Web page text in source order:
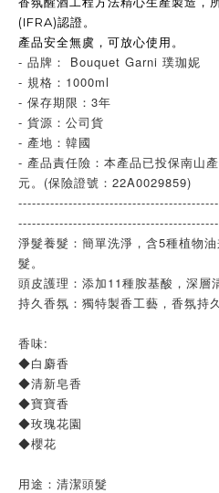
(IFRA)認證。
產品安全無虞，可放心使用。
- 品牌： Bouquet Garni 璞珈妮
- 規格：1000ml
- 保存期限：3年
- 貨源：公司貨
- 產地：韓國
- 產品責任險：本產品已投保南山
元。(保險證號：22A0029859)
淨髮養髮：簡單洗淨，含5種植物
髮。
頭皮護理：添加11種胺基酸，深層
持久香氛：獨特製香工藝，香氛持
香味:
◆白麝香
◆清新皂香
◆寶寶香
◆玫瑰花園
◆櫻花
用途：清潔頭髮